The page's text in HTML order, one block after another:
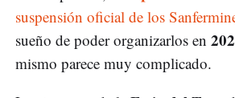
suspensión oficial de los
sueño de poder organizarlos en
mismo parece muy complicado.